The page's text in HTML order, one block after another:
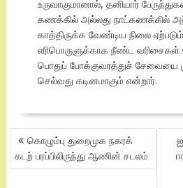
உருவாகுமானால், தனியார்
கணக்கில் அல்லது நாட்கணக்கில்
காத்திருக்க வேண்டிய நிலை
எரிபொருளுக்காக நீண்ட வரிசைகள்
பொதுப் போக்குவரத்துச் சேவையை
செல்வது கடினமாகும் என்றார்.
POST
NAVIGATION
கொழும்பு துறைமுக நகரக்
கடற் பரப்பிலிருந்து ஆணின் சடலம்